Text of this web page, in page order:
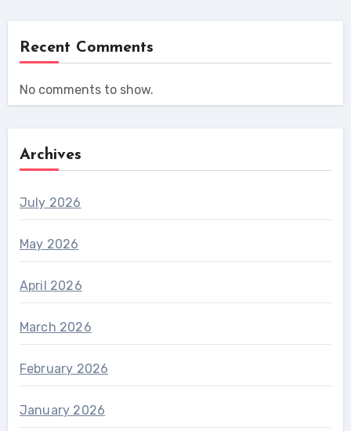
Recent Comments
No comments to show.
Archives
July 2026
May 2026
April 2026
March 2026
February 2026
January 2026